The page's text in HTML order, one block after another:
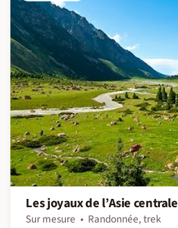
Les joyaux de l’Asie centrale
Sur mesure
Randonnée, trek